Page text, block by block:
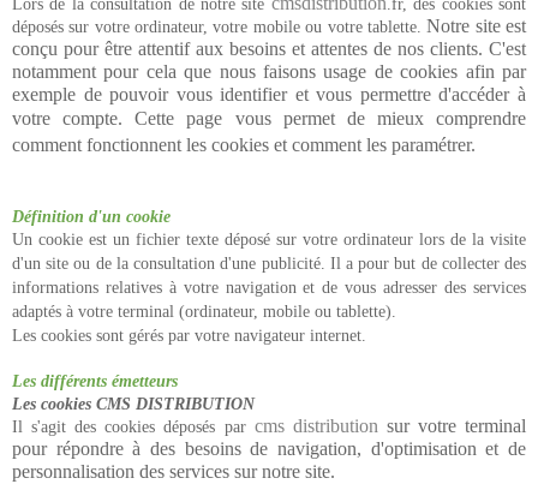
Lors de la consultation de notre site
.fr, des cookies sont
déposés sur votre ordinateur, votre mobile ou votre tablette.Notre site est
conçu pour être attentif aux besoins et attentes de nos clients. C'est
notamment pour cela que nous faisons usage de cookies afin par
exemple de pouvoir vous identifier et vous permettre d'accéder à
votre compte.Cette page vous permet de mieux comprendre
comment fonctionnent les cookies et comment les paramétrer.
Définition d'un cookie
Un cookie est un fichier texte déposé sur votre ordinateur lors de la visite
d'un site ou de la consultation d'une publicité. Il a pour but de collecter des
informations relatives à votre navigation et de vous adresser des services
adaptés à votre terminal (ordinateur, mobile ou tablette).
Les cookies sont gérés par votre navigateur internet.
Les différents émetteurs
Les cookies CMS DISTRIBUTION
Il s'agit des cookies déposés par cms distribution sur votre terminal
pour répondre à des besoins de navigation, d'optimisation et de
personnalisation des services sur notre site.